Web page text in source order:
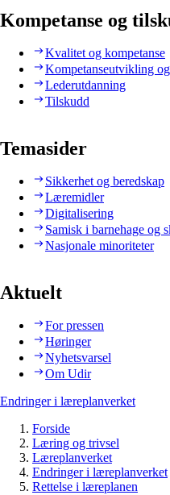
Kompetanse og
Kvalitet og kompetanse
Kompetanseutvikling
Lederutdanning
Tilskudd
Temasider
Sikkerhet og beredskap
Læremidler
Digitalisering
Samisk i barnehage og
Nasjonale minoriteter
Aktuelt
For pressen
Høringer
Nyhetsvarsel
Om Udir
Endringer i læreplanverket
Forside
Læring og trivsel
Læreplanverket
Endringer i læreplanverket
Rettelse i læreplanen